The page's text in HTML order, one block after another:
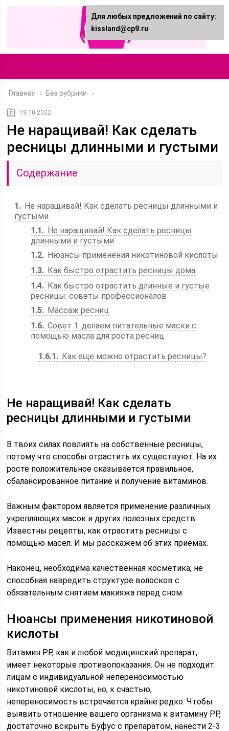
Главная › Без рубрики
19.10.2022
Не наращивай! Как сделать
ресницы длинными и густыми
Содержание
1
Не наращивай! Как сделать ресницы длинными и
густыми
1.1
Не наращивай! Как сделать ресницы
длинными и густыми
1.2
Нюансы применения никотиновой кислоты
1.3
Как быстро отрастить ресницы дома
1.4
Как быстро отрастить длинные и густые
ресницы: советы профессионалов
1.5
Массаж ресниц
1.6 Совет 1: делаем питательные маски с
помощью масла для роста ресниц
1.6.1 Как еще можно отрастить ресницы?
Не наращивай! Как сделать
ресницы длинными и густыми
В твоих силах повлиять на собственные ресницы,
потому что способы отрастить их существуют. На их
росте положительное сказывается правильное,
сбалансированное питание и получение витаминов.
Важным фактором является применение различных
укрепляющих масок и других полезных средств.
Известны рецепты, как отрастить ресницы с
помощью масел. И мы расскажем об этих приёмах.
Наконец, необходима качественная косметика, не
способная навредить структуре волосков с
обязательным снятием макияжа перед сном.
Нюансы применения никотиновой
кислоты
Витамин РР, как и любой медицинский препарат,
имеет некоторые противопоказания. Он не подходит
лицам с индивидуальной непереносимостью
никотиновой кислоты, но, к счастью,
непереносимость встречается крайне редко. Чтобы
выявить отношение вашего организма к витамину РР,
достаточно вскрыть Буфус с препаратом, нанести 2-3
Для любых предложений по сайту:
kissland@cp9.ru